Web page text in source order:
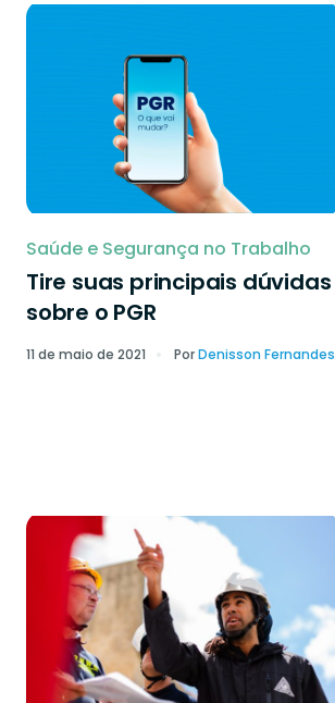
Saúde e Segurança no Trabalho
Tire suas principais dúvidas
sobre o PGR
11 de maio de 2021 PorDenisson Fernandes